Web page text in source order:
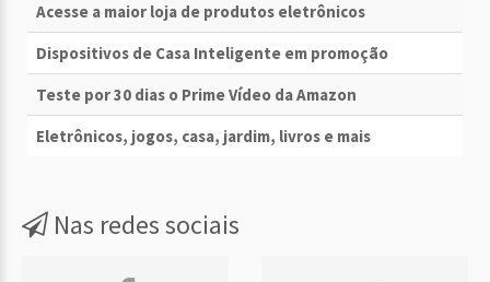
Acesse a maior loja de produtos eletrônicos
Dispositivos de Casa Inteligente em promoção
Teste por 30 dias o Prime Vídeo da Amazon
Eletrônicos, jogos, casa, jardim, livros e mais
Nas redes sociais